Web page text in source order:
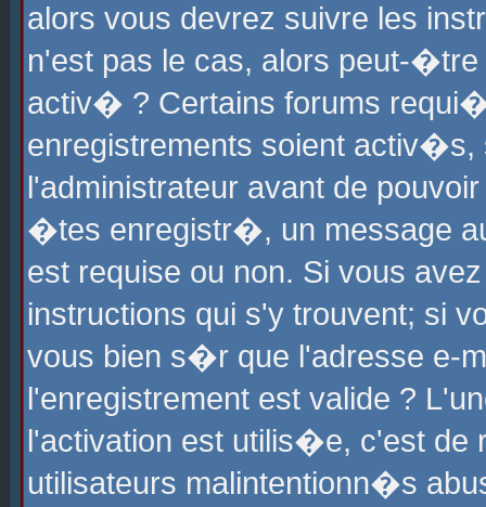
alors vous devrez suivre les
n'est pas le cas, alors peut-
activ� ? Certains forums
enregistrements soient
l'administrateur avant de
�tes enregistr�, un message
est requise ou non. Si vous
instructions qui s'y trouvent; si
vous bien s�r que l'adresse e-
l'enregistrement est valide ?
l'activation est utilis�e, c'est
utilisateurs malintentionn�s